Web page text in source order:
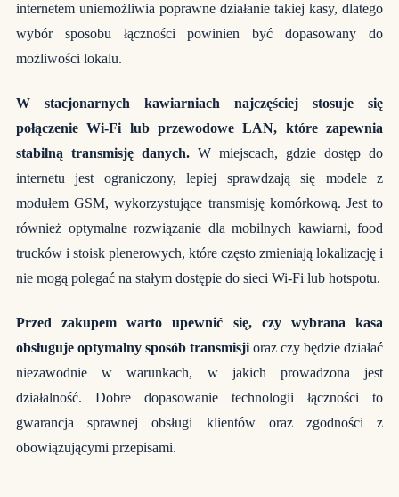
internetem uniemożliwia poprawne działanie takiej kasy, dlatego
wybór sposobu łączności powinien być dopasowany do
możliwości lokalu.
W stacjonarnych kawiarniach najczęściej stosuje się
połączenie Wi-Fi lub przewodowe LAN, które zapewnia
stabilną transmisję danych. W miejscach, gdzie dostęp do
internetu jest ograniczony, lepiej sprawdzają się modele z
modułem GSM, wykorzystujące transmisję komórkową. Jest to
również optymalne rozwiązanie dla mobilnych kawiarni, food
trucków i stoisk plenerowych, które często zmieniają lokalizację i
nie mogą polegać na stałym dostępie do sieci Wi-Fi lub hotspotu.
Przed zakupem warto upewnić się, czy wybrana kasa
obsługuje optymalny sposób transmisji oraz czy będzie działać
niezawodnie w warunkach, w jakich prowadzona jest
działalność. Dobre dopasowanie technologii łączności to
gwarancja sprawnej obsługi klientów oraz zgodności z
obowiązującymi przepisami.